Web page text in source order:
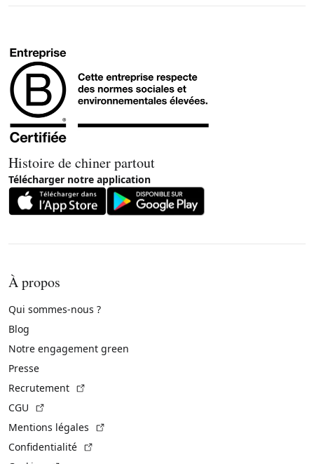
Histoire de chiner partout
Télécharger notre application
À propos
Qui sommes-nous ?
Blog
Notre engagement green
Presse
Recrutement
CGU
Mentions légales
Confidentialité